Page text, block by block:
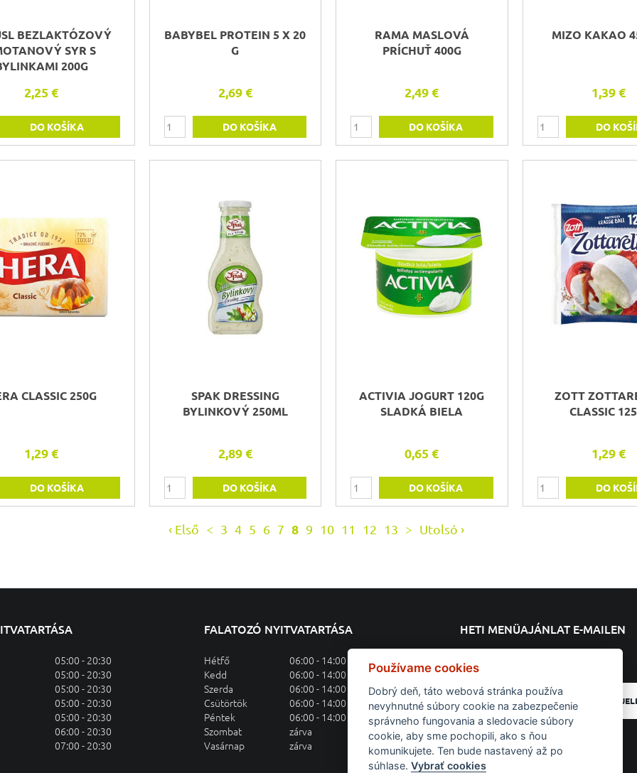
BEZLAKTÓZOVÝ
SYR S
200G
2,25 €
DO KOŠÍKA
BABYBEL PROTEIN 5 X 20
G
2,69 €
DO KOŠÍKA
RAMA MASLOVÁ
PRÍCHUŤ 400G
2,49 €
DO KOŠÍKA
MIZO KAKAO
1,39 €
DO
CLASSIC 250G
1,29 €
DO KOŠÍKA
SPAK DRESSING
BYLINKOVÝ 250ML
2,89 €
DO KOŠÍKA
ACTIVIA JOGURT 120G
SLADKÁ BIELA
0,65 €
DO KOŠÍKA
ZOTT
CLASSIC
1,29 €
DO
‹ Első < 3 4 5 6 7 8 9 10 11 12 13 > Utolsó ›
05:00 - 20:30
05:00 - 20:30
05:00 - 20:30
05:00 - 20:30
05:00 - 20:30
06:00 - 20:30
07:00 - 20:30
FALATOZÓ NYITVATARTÁSA
Hétfő
06:00 - 14:00
Kedd
06:00 - 14:00
Szerda
06:00 - 14:00
Csütörtök
06:00 - 14:00
Péntek
06:00 - 14:00
Szombat
zárva
Vasárnap
zárva
HETI MENÜAJÁNLAT E-MAILEN
Feliratkozás a heti menüajánlatra
Používame cookies
Dobrý deň, táto webová stránka používa
nevyhnutné súbory cookie na zabezpečenie
správneho fungovania a sledovacie súbory
cookie, aby sme pochopili, ako s ňou
komunikujete. Ten bude nastavený až po
súhlase. Vybrať cookies